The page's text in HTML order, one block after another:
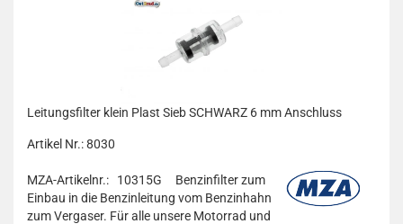
Leitungsfilter klein Plast Sieb SCHWARZ 6 mm Anschluss
Artikel Nr.: 8030
MZA-Artikelnr.: 10315G
Benzinfilter zum
Einbau in die Benzinleitung vom Benzinhahn
zum Vergaser. Für alle unsere Motorrad und